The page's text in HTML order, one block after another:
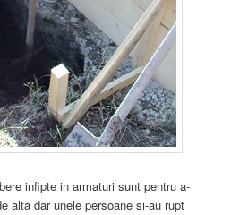
infipte in armaturi sunt pentru a-
alta dar unele persoane si-au rupt